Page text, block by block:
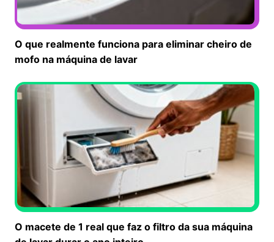
O que realmente funciona para eliminar cheiro de
mofo na máquina de lavar
O macete de 1 real que faz o filtro da sua máquina